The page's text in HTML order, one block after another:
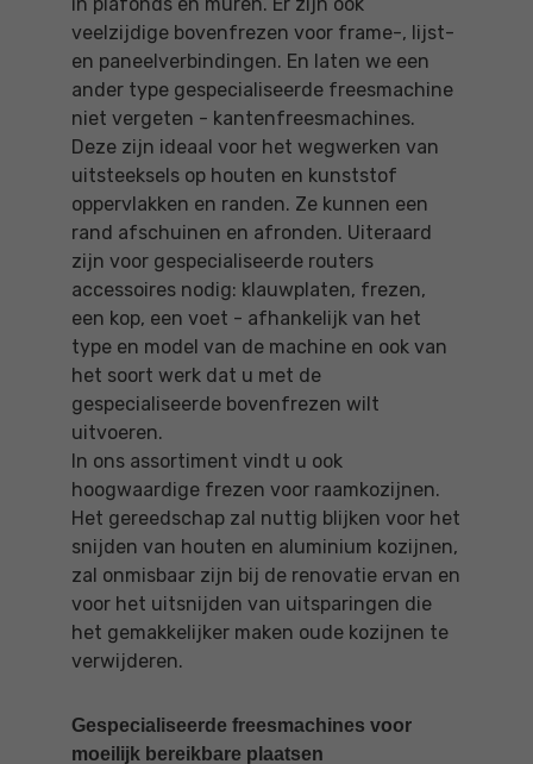
veelzijdige bovenfrezen voor frame-, lijst-
en paneelverbindingen. En laten we een
ander type gespecialiseerde freesmachine
niet vergeten - kantenfreesmachines.
Deze zijn ideaal voor het wegwerken van
uitsteeksels op houten en kunststof
oppervlakken en randen. Ze kunnen een
rand afschuinen en afronden. Uiteraard
zijn voor gespecialiseerde routers
accessoires nodig: klauwplaten, frezen,
een kop, een voet - afhankelijk van het
type en model van de machine en ook van
het soort werk dat u met de
gespecialiseerde bovenfrezen wilt
uitvoeren.
In ons assortiment vindt u ook
hoogwaardige frezen voor raamkozijnen.
Het gereedschap zal nuttig blijken voor het
snijden van houten en aluminium kozijnen,
zal onmisbaar zijn bij de renovatie ervan en
voor het uitsnijden van uitsparingen die
het gemakkelijker maken oude kozijnen te
verwijderen.
Gespecialiseerde freesmachines voor
moeilijk bereikbare plaatsen